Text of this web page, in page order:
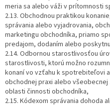
meria sa alebo váži v prítomnosti
2.13. Obchodnou praktikou
správania alebo vyjadrovania,
marketingu obchodníka, priamo
predajom, dodaním alebo
2.14. Odbornou starostlivosťou
starostlivosti, ktorú možno
konaní vo vzťahu k spotrebiteľovi
obchodnej praxi alebo
oblasti činnosti obchodníka,
2.15. Kódexom správania dohoda